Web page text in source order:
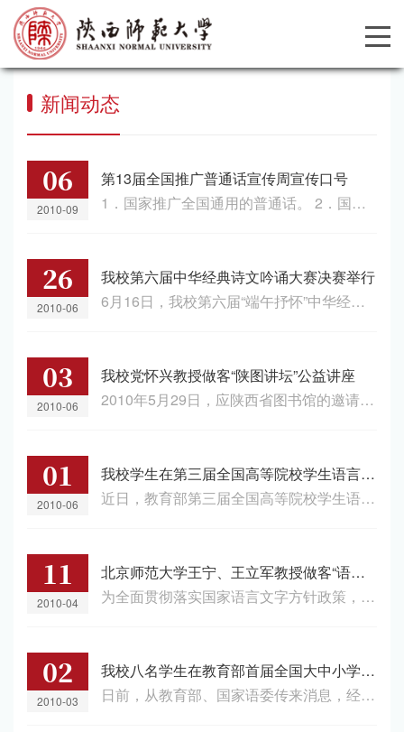
新闻动态
06
2010-09
第13届全国推广普通话宣传周宣传口号
1．国家推广全国通用的普通话。 2．国家推广普通话，推行规范汉字...
26
2010-06
我校第六届中华经典诗文吟诵大赛决赛举行
6月16日，我校第六届“端午抒怀”中华经典诗文吟诵大赛在我校雁塔...
03
2010-06
我校党怀兴教授做客“陕图讲坛”公益讲座
2010年5月29日，应陕西省图书馆的邀请，我校文学院党怀兴教授做客...
01
2010-06
我校学生在第三届全国高等院校学生语言文字基本功大赛中获佳绩
近日，教育部第三届全国高等院校学生语言文字基本功大赛结果揭晓...
11
2010-04
北京师范大学王宁、王立军教授做客“语言文字讲坛”
为全面贯彻落实国家语言文字方针政策，深入开展学校语言文字工作...
02
2010-03
我校八名学生在教育部首届全国大中小学生规范汉字书写大赛中获奖
日前，从教育部、国家语委传来消息，经过省级初赛、中国书法家协...